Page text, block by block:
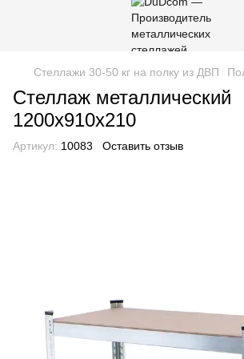
Стеллажи 30-50 кг на полку из ДВП
Стеллаж металлический
1200х910х210
Артикул: 10083 Оставить отзыв